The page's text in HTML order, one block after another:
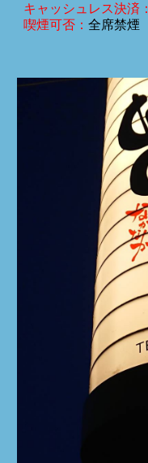
キャッシュレス決済：
喫煙可否：全席禁煙